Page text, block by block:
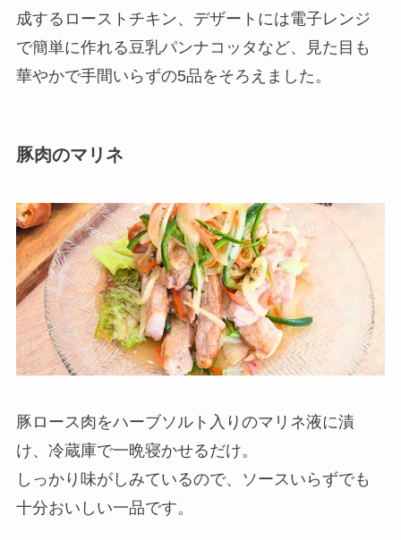
成するローストチキン、デザートには電子レンジ
で簡単に作れる豆乳パンナコッタなど、見た目も
華やかで手間いらずの5品をそろえました。
豚肉のマリネ
豚ロース肉をハーブソルト入りのマリネ液に漬
け、冷蔵庫で一晩寝かせるだけ。
しっかり味がしみているので、ソースいらずでも
十分おいしい一品です。